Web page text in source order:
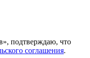
подтверждаю, что
соглашения.